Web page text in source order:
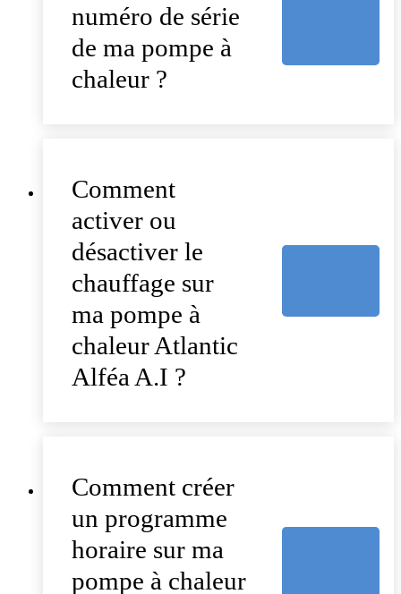
numéro de série
de ma pompe à
chaleur ?
Comment
activer ou
désactiver le
chauffage sur
ma pompe à
chaleur Atlantic
Alféa A.I ?
Comment créer
un programme
horaire sur ma
pompe à chaleur